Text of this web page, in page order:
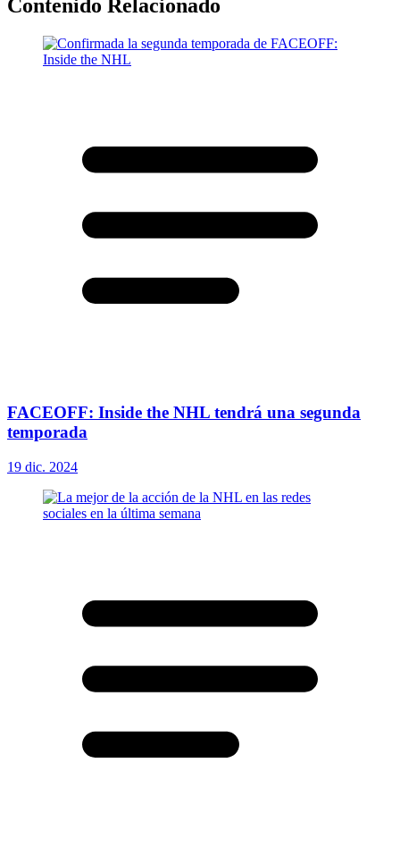
Contenido Relacionado
FACEOFF: Inside the NHL tendrá una segunda
temporada
19 dic. 2024